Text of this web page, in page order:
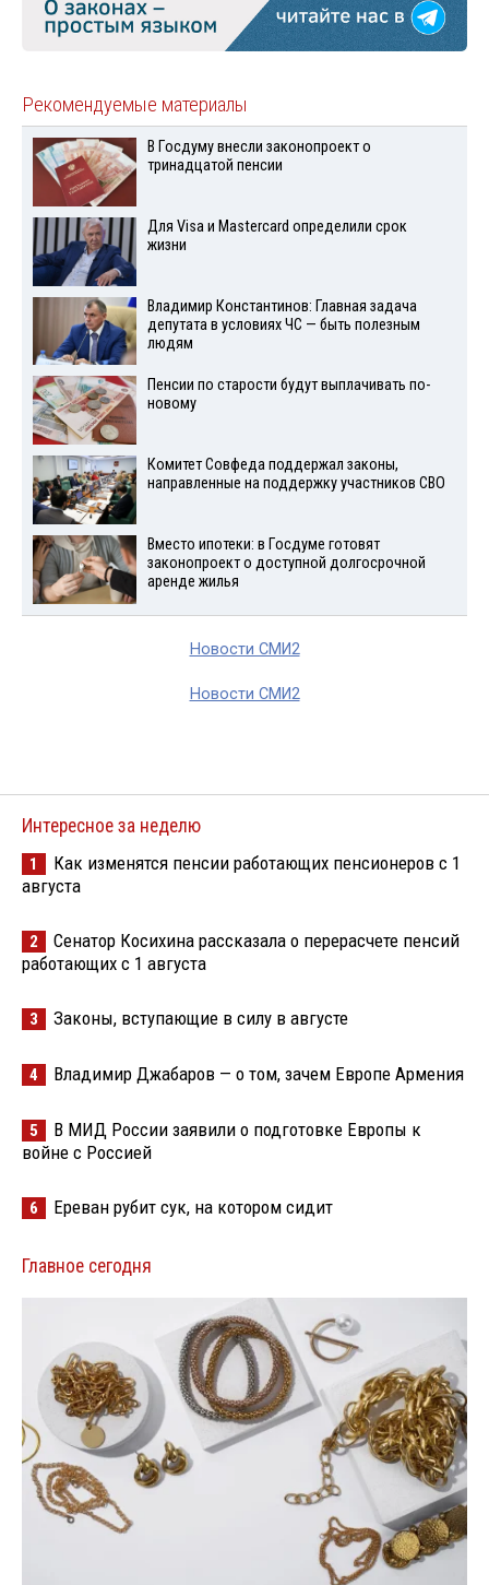
Рекомендуемые материалы
В Госдуму внесли законопроект о
тринадцатой пенсии
Для Visа и Mastercard определили срок
жизни
Владимир Константинов: Главная задача
депутата в условиях ЧС — быть полезным
людям
Пенсии по старости будут выплачивать по-
новому
Комитет Совфеда поддержал законы,
направленные на поддержку участников СВО
Вместо ипотеки: в Госдуме готовят
законопроект о доступной долгосрочной
аренде жилья
Новости СМИ2
Новости СМИ2
Интересное за неделю
1
Как изменятся пенсии работающих пенсионеров с 1
августа
2
Сенатор Косихина рассказала о перерасчете пенсий
работающих с 1 августа
3 Законы, вступающие в силу в августе
4 Владимир Джабаров — о том, зачем Европе Армения
5
В МИД России заявили о подготовке Европы к
войне с Россией
6 Ереван рубит сук, на котором сидит
Главное сегодня